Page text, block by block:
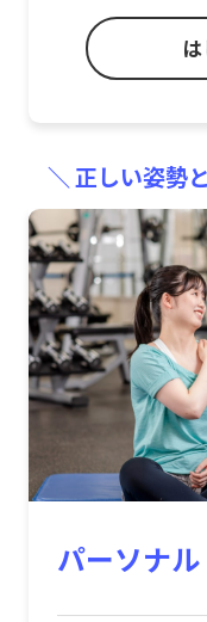
＼ 正しい姿勢
パーソナ